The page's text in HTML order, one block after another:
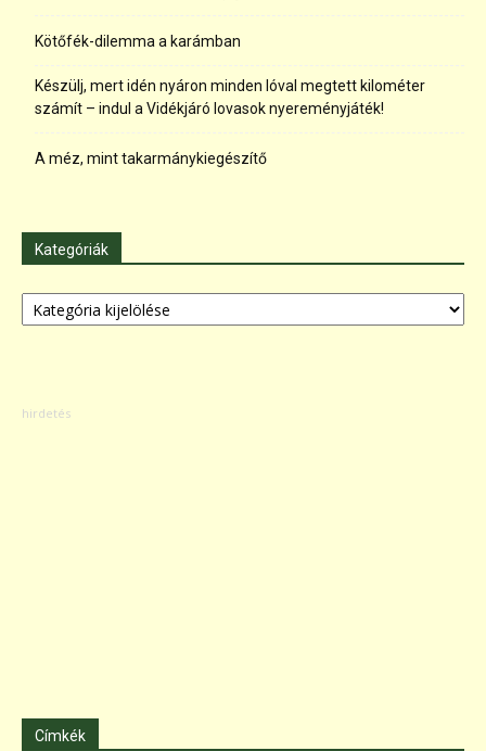
Kötőfék-dilemma a karámban
Készülj, mert idén nyáron minden lóval megtett kilométer
számít – indul a Vidékjáró lovasok nyereményjáték!
A méz, mint takarmánykiegészítő
Kategóriák
Kategóriák
Címkék